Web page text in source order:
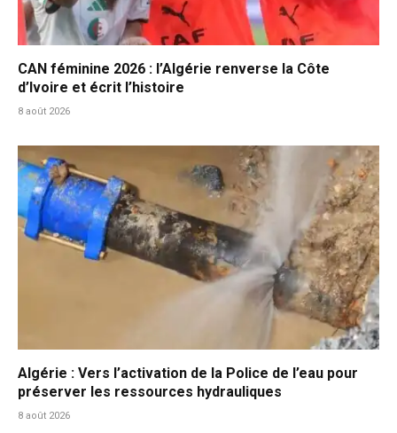
CAN féminine 2026 : l’Algérie renverse la Côte
d’Ivoire et écrit l’histoire
8 août 2026
Algérie : Vers l’activation de la Police de l’eau pour
préserver les ressources hydrauliques
8 août 2026